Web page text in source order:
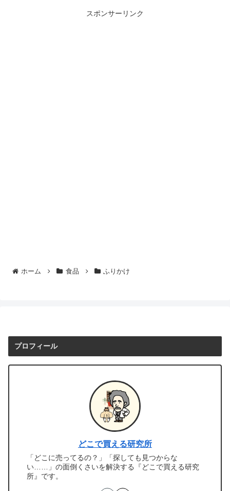
スポンサーリンク
ホーム 食品 ふりかけ
プロフィール
どこで買える研究所
「どこに売ってるの？」「探しても見つからな
い……」の面倒くさいを解決する『どこで買える研究
所』です。